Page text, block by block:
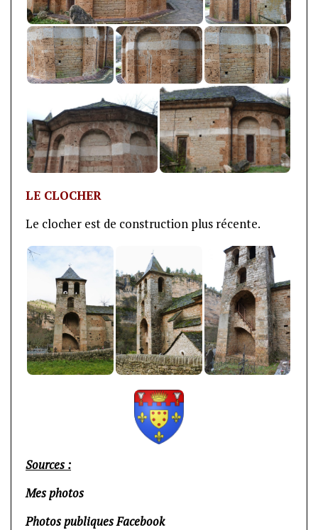
LE CLOCHER
Le clocher est de construction plus récente.
Sources :
Mes photos
Photos publiques Facebook